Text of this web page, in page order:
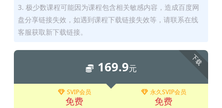
3. 极少数课程可能因为课程包含相关敏感内容，造成百度网
盘分享链接失效，如遇到课程下载链接失效等，请联系在线
客服获取新下载链接。
下载
169.9元
SVIP会员
免费
永久SVIP会员
免费